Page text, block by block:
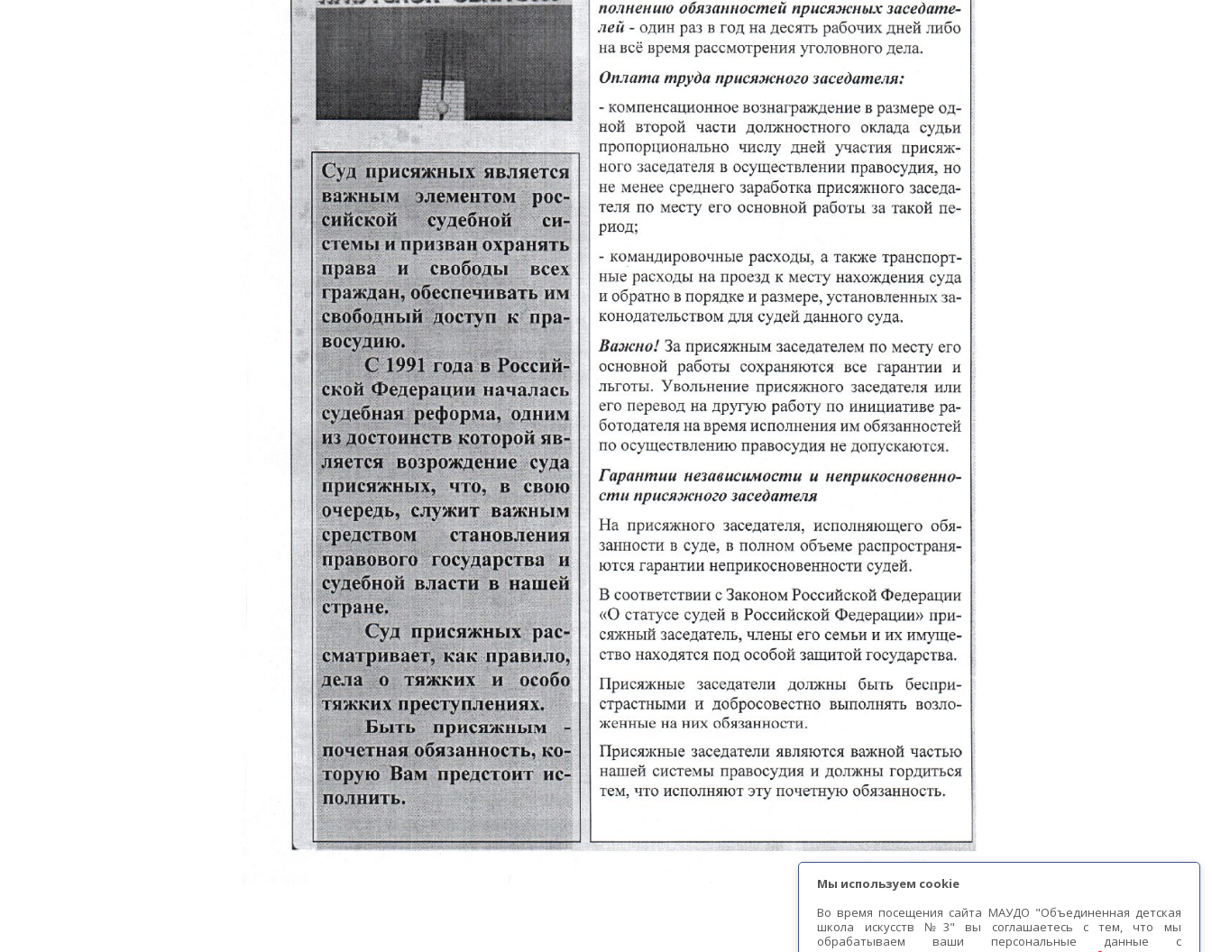
Мы используем cookie
Во время посещения сайта МАУДО "Объединенная детская
школа искусств №3" вы соглашаетесь с тем, что мы
обрабатываем ваши персональные данные с